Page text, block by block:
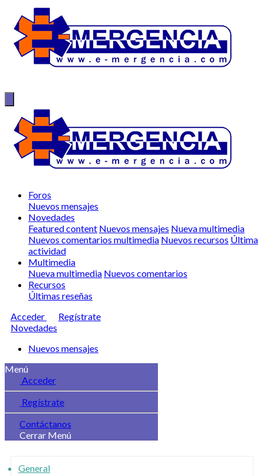
Foros
Nuevos mensajes
Novedades
Featured content Nuevos mensajes Nueva multimedia
Nuevos comentarios multimedia Nuevos recursos Última
actividad
Multimedia
Nueva multimedia Nuevos comentarios
Recursos
Últimas reseñas
Acceder
Regístrate
Novedades
Nuevos mensajes
Menú
Acceder
Regístrate
Contáctanos
Cerrar Menú
General